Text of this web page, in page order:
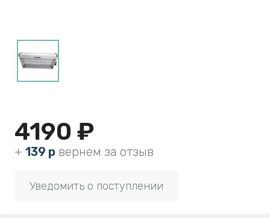
4190 ₽
+ 139 р вернем за отзыв
Уведомить о поступлении